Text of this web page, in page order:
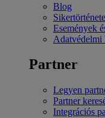
Blog
Események
Adatvédelmi
Partner
Legyen
Partner
Integrációs